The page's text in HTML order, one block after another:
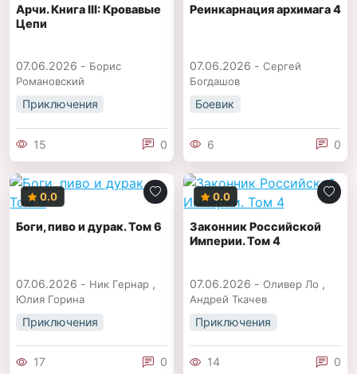
Арчи. Книга III: Кровавые
Цепи
07.06.2026 - Борис
Романовский
Приключения
15 0
Реинкарнация архимага 4
07.06.2026 - Сергей
Богдашов
Боевик
6 0
0.0
Боги, пиво и дурак. Том 6
07.06.2026 - Ник Гернар ,
Юлия Горина
Приключения
17 0
0.0
Законник Российской
Империи. Том 4
07.06.2026 - Оливер Ло ,
Андрей Ткачев
Приключения
14 0